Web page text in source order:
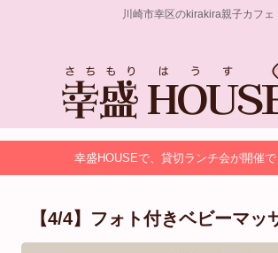
川崎市幸区のkirakira親子カフェ
幸盛HOUSEで、貸切ランチ会が開催で
【4/4】フォト付きベビーマッ